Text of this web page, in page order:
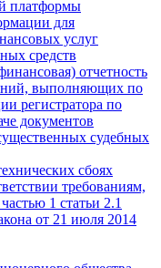
платформы
для
услуг
средств
отчетность
выполняющих по
регистратора по
документов
судебных
сбоях
требованиям,
1 статьи 2.1
от 21 июля 2014